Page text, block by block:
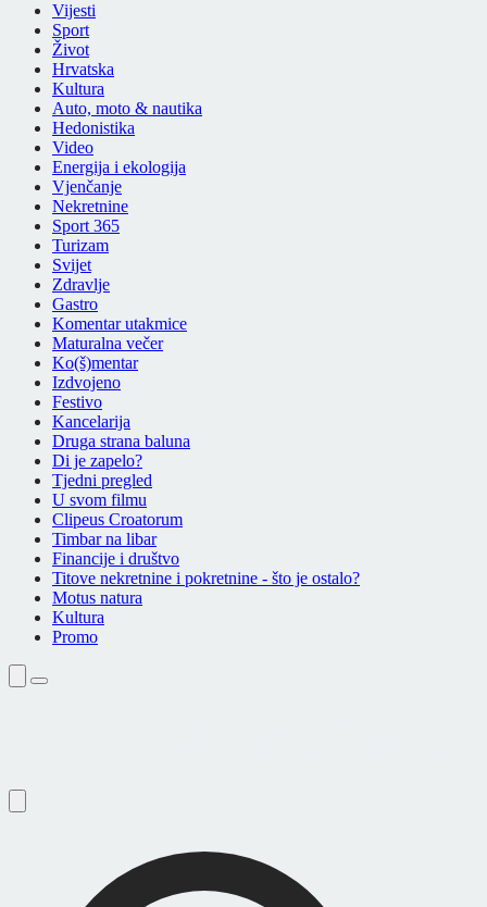
Vijesti
Sport
Život
Hrvatska
Kultura
Auto, moto & nautika
Hedonistika
Video
Energija i ekologija
Vjenčanje
Nekretnine
Sport 365
Turizam
Svijet
Zdravlje
Gastro
Komentar utakmice
Maturalna večer
Ko(š)mentar
Izdvojeno
Festivo
Kancelarija
Druga strana baluna
Di je zapelo?
Tjedni pregled
U svom filmu
Clipeus Croatorum
Timbar na libar
Financije i društvo
Titove nekretnine i pokretnine - što je ostalo?
Motus natura
Kultura
Promo